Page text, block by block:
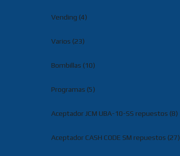
Vending (4)
Varios (23)
Bombillas (10)
Programas (5)
Aceptador JCM UBA-10-SS repuestos (8)
Aceptador CASH CODE SM repuestos (27)